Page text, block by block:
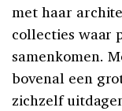
met haar
collecties waar
samenkomen.
bovenal een
zichzelf